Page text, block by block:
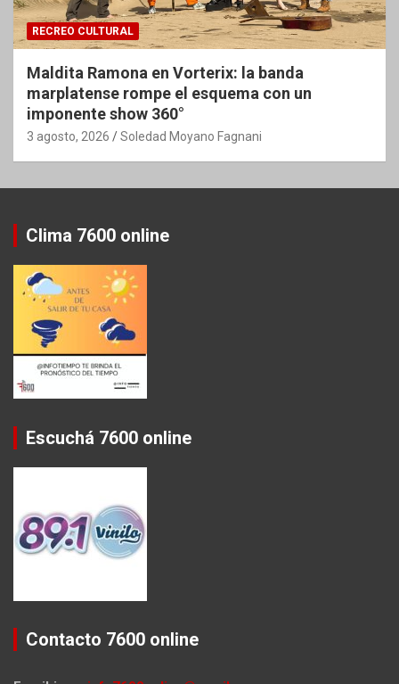
RECREO CULTURAL
Maldita Ramona en Vorterix: la banda
marplatense rompe el esquema con un
imponente show 360°
3 agosto, 2026 Soledad Moyano Fagnani
Clima 7600 online
Escuchá 7600 online
Contacto 7600 online